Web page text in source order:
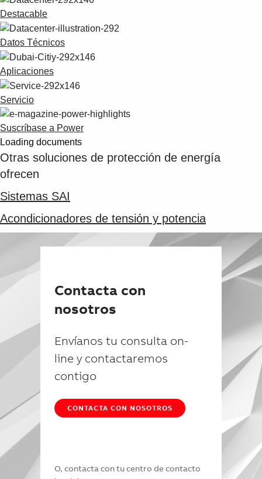
Suggestions
Products
See more products
Shopping list preview
Destacable
Datos Técnicos
Aplicaciones
Servicio
Suscríbase a Power
Loading documents
Otras soluciones de protección de energía
ofrecen
Sistemas SAI
Acondicionadores de tensión y potencia
Contacta con
nosotros
Envíanos tu consulta on-
line y contactaremos
contigo
CONTACTA CON NOSOTROS
O, contacta con tu centro de contacto